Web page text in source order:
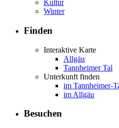
Kultur
Winter
Finden
Interaktive Karte
Allgäu
Tannheimer Tal
Unterkunft finden
im Tannheimer-
im Allgäu
Besuchen